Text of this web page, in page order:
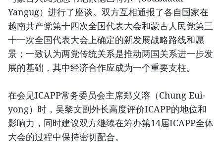
Yangug）进行了座谈。双方互相通报了各自国家在
越南共产党第十四次全国代表大会和蒙古人民党第三
十一次全国代表大会上确定的新发展战略路线和愿
景；一致认为两党传统关系是推动两国关系进一步发
展的基础，其中经济合作应成为一个重要支柱。
在会见ICAPP常务委员会主席郑义溶（Chung Eui-
yong）时，吴黎文副外长高度评价ICAPP的地位和
影响力，同时建议双方继续在筹办第14届ICAPP全体
大会的过程中保持密切配合。